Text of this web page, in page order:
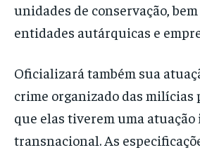
unidades de conservação, bem
entidades autárquicas e
Oficializará também sua
crime organizado das milícias
que elas tiverem uma
transnacional. As